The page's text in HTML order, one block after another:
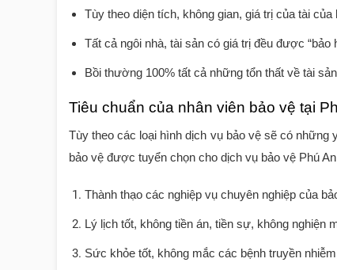
Tùy theo diện tích, không gian, giá trị của tài
Tất cả ngôi nhà, tài sản có giá trị đều được
Bồi thường 100% tất cả những tổn thất về tài
Tiêu chuẩn của nhân viên bảo vệ tại
Tùy theo các loại hình dịch vụ bảo vệ sẽ có những
bảo vệ được tuyển chọn cho dịch vụ bảo vệ Phú An
Thành thạo các nghiệp vụ chuyên nghiệp của
Lý lịch tốt, không tiền án, tiền sự, không nghiện
Sức khỏe tốt, không mắc các bệnh truyền